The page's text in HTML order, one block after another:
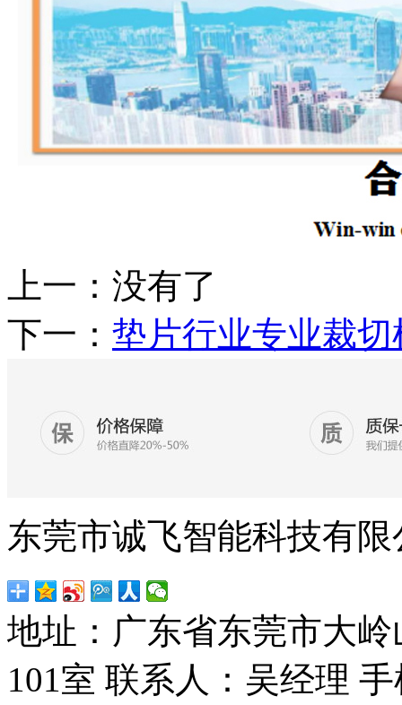
上一： 没有了
下一： 垫片行业专业裁切
东莞市诚飞智能科技有限
地址：广东省东莞市大
101室 联系人：吴经理 手